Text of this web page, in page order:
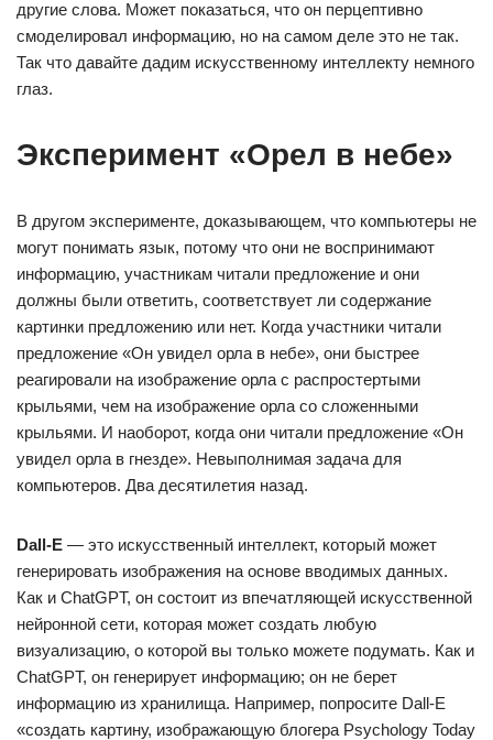
другие слова. Может показаться, что он перцептивно
смоделировал информацию, но на самом деле это не так.
Так что давайте дадим искусственному интеллекту немного
глаз.
Эксперимент «Орел в небе»
В другом эксперименте, доказывающем, что компьютеры не
могут понимать язык, потому что они не воспринимают
информацию, участникам читали предложение и они
должны были ответить, соответствует ли содержание
картинки предложению или нет. Когда участники читали
предложение «Он увидел орла в небе», они быстрее
реагировали на изображение орла с распростертыми
крыльями, чем на изображение орла со сложенными
крыльями. И наоборот, когда они читали предложение «Он
увидел орла в гнезде». Невыполнимая задача для
компьютеров. Два десятилетия назад.
Dall-E — это искусственный интеллект, который может
генерировать изображения на основе вводимых данных.
Как и ChatGPT, он состоит из впечатляющей искусственной
нейронной сети, которая может создать любую
визуализацию, о которой вы только можете подумать. Как и
ChatGPT, он генерирует информацию; он не берет
информацию из хранилища. Например, попросите Dall-E
«создать картину, изображающую блогера Psychology Today